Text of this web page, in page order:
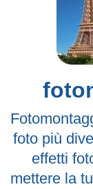
foto più
effetti
mettere la